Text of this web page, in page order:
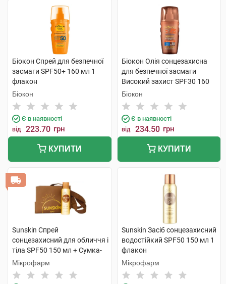
Біокон Спрей для безпечної
засмаги SPF50+ 160 мл 1
флакон
Біокон
Є в наявності
від 223.70 грн
КУПИТИ
Біокон Олія сонцезахисна
для безпечної засмаги
Високий захист SPF30 160
мл 1 флакон
Біокон
Є в наявності
від 234.50 грн
КУПИТИ
Sunskin Спрей
сонцезахисний для обличчя і
тіла SPF50 150 мл + Сумка-
шопер 150 мл 1 набір
Мікрофарм
Sunskin Засіб сонцезахисний
водостійкий SPF50 150 мл 1
флакон
Мікрофарм